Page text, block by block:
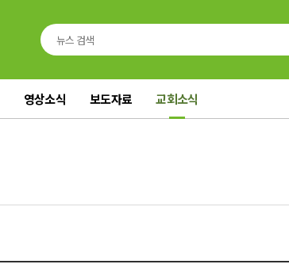
영상소식 보도자료 교회소식